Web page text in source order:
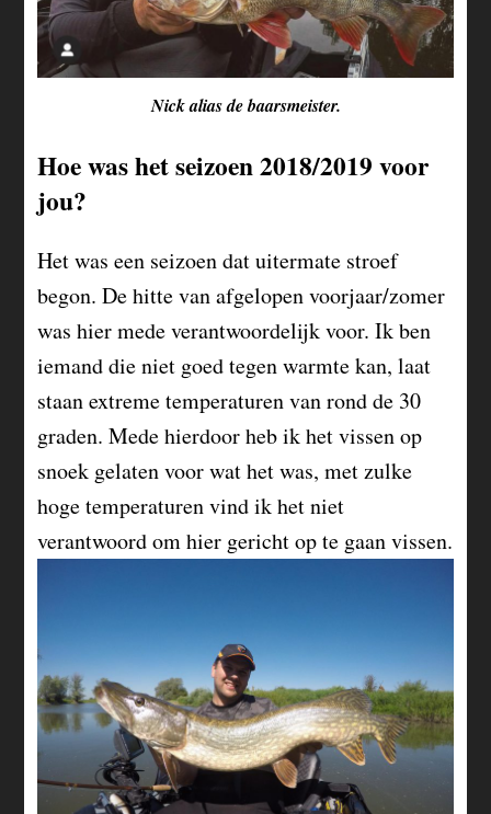
Nick alias de baarsmeister.
Hoe was het seizoen 2018/2019 voor
jou?
Het was een seizoen dat uitermate stroef
begon. De hitte van afgelopen voorjaar/zomer
was hier mede verantwoordelijk voor. Ik ben
iemand die niet goed tegen warmte kan, laat
staan extreme temperaturen van rond de 30
graden. Mede hierdoor heb ik het vissen op
snoek gelaten voor wat het was, met zulke
hoge temperaturen vind ik het niet
verantwoord om hier gericht op te gaan vissen.